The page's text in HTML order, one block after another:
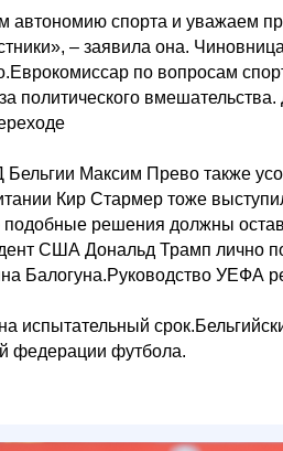
автономию спорта и уважаем
– заявила она.
по вопросам
политического
Бельгии Максим Прево также
Кир Стармер тоже
подобные решения должны
США Дональд Трамп лично
Балогуна.Руководство УЕФА
испытательный
федерации футбола.